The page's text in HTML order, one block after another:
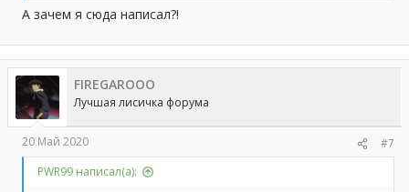
А зачем я сюда написал?!
FIREGAROOO
Лучшая лисичка форума
20 Май 2020
#7
PWR99 написал(а):